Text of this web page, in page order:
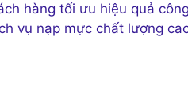
hàng tối ưu hiệu quả
vụ nạp mực chất lượng